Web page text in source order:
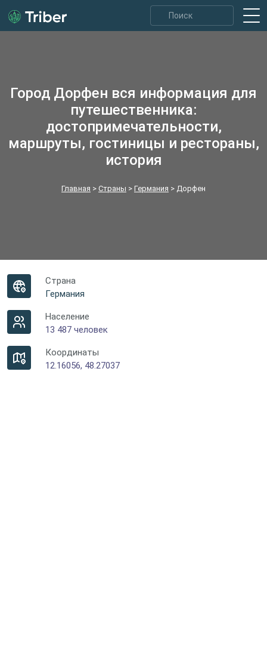
Город Дорфен вся информация для
путешественника:
достопримечательности,
маршруты, гостиницы и рестораны,
история
Главная > Страны > Германия > Дорфен
Страна
Германия
Население
13 487 человек
Координаты
12.16056, 48.27037